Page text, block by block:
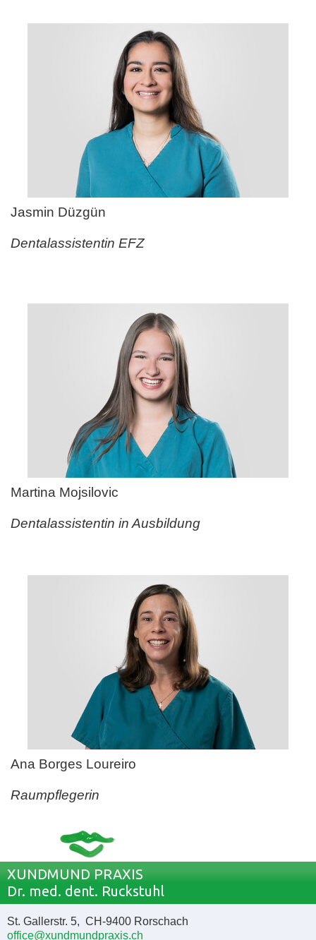
Jasmin Düzgün
Dentalassistentin EFZ
Martina Mojsilovic
Dentalassistentin in Ausbildung
Ana Borges Loureiro
Raumpflegerin
XUNDMUND PRAXIS
Dr. med. dent. Ruckstuhl
St. Gallerstr. 5, CH-9400 Rorschach
office@xundmundpraxis.ch